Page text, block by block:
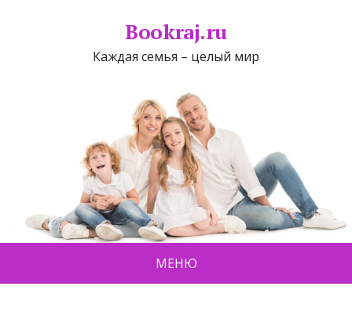
Bookraj.ru
Каждая семья – целый мир
МЕНЮ